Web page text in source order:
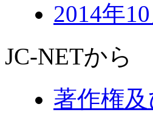
2014年10
JC-NETから
著作権